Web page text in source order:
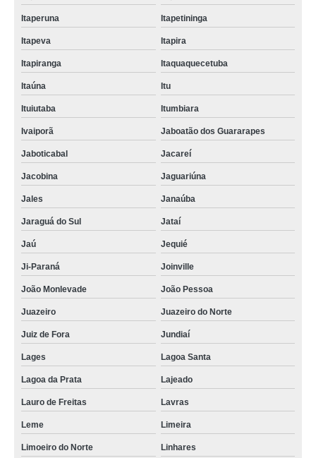
Itaperuna Itapetininga
Itapeva Itapira
Itapiranga Itaquaquecetuba
Itaúna Itu
Ituiutaba Itumbiara
Ivaiporã Jaboatão dos Guararapes
Jaboticabal Jacareí
Jacobina Jaguariúna
Jales Janaúba
Jaraguá do Sul Jataí
Jaú Jequié
Ji-Paraná Joinville
João Monlevade João Pessoa
Juazeiro Juazeiro do Norte
Juiz de Fora Jundiaí
Lages Lagoa Santa
Lagoa da Prata Lajeado
Lauro de Freitas Lavras
Leme Limeira
Limoeiro do Norte Linhares